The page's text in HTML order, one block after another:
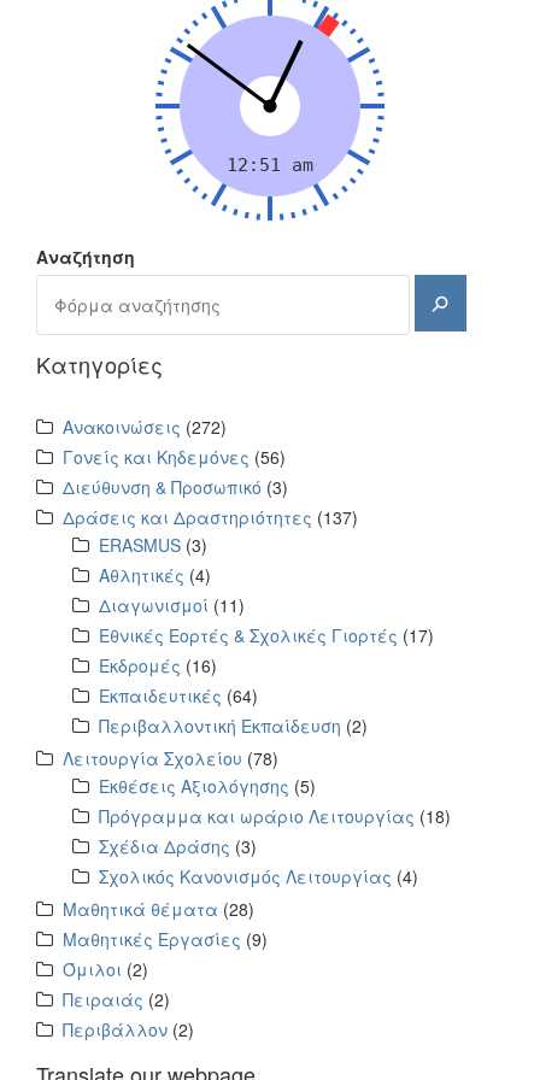
Αναζήτηση
Αναζήτηση
Kατηγορίες
Ανακοινώσεις (272)
Γονείς και Κηδεμόνες (56)
Διεύθυνση & Προσωπικό (3)
Δράσεις και Δραστηριότητες (137)
ERASMUS (3)
Αθλητικές (4)
Διαγωνισμοί (11)
Εθνικές Εορτές & Σχολικές Γιορτές (17)
Εκδρομές (16)
Εκπαιδευτικές (64)
Περιβαλλοντική Εκπαίδευση (2)
Λειτουργία Σχολείου (78)
Εκθέσεις Αξιολόγησης (5)
Πρόγραμμα και ωράριο Λειτουργίας (18)
Σχέδια Δράσης (3)
Σχολικός Κανονισμός Λειτουργίας (4)
Μαθητικά θέματα (28)
Μαθητικές Εργασίες (9)
Όμιλοι (2)
Πειραιάς (2)
Περιβάλλον (2)
Translate our webpage